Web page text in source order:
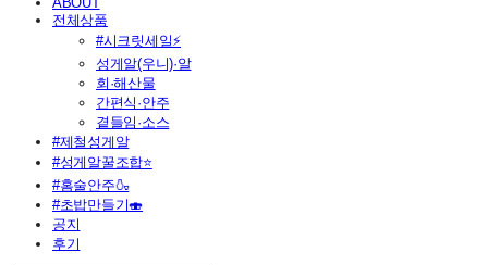
전체상품
#시크릿세일⚡
성게알(우니)·알
회·해산물
간편식·안주
곁들임·소스
#제철성게알
#성게알꿀조합⭐
#홈술안주🍶
#초밥만들기🍣
공지
후기